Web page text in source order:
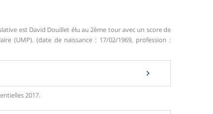
est David Douillet élu au 2ème tour avec un score de
(UMP). (date de naissance : 17/02/1969, profession :
2017.